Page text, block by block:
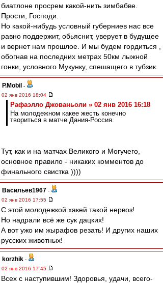
биатлоне просрем какой-нить зимбабве.
Прости, Господи.
Но какой-нибудь условный губерниев нас все
равно поддержит, обьяснит, уверует в будущее
и вернет нам прошлое. И мы будем гордиться ,
обогнав на последних метрах 50км лыжной
гонки, условного Мукунку, спешащего в тубзик.
P.Mobil -
02 янв 2016 18:04
Рафаэлло Джованьоли » 02 янв 2016 16:18
На молодежном какее жесть конечно
твориться в матче Дания-Россия.
Тут, как и на матчах Великого и Могучего,
основное правило - никаких комментов до
финального свистка ))))
Васильев1967 -
02 янв 2016 17:55
С этой молодежкой хакей такой нервоз!
Но надрали всё же сук дацких!
А вот ужо им жырафов резать! И других наших
русских животных!
korzhik -
02 янв 2016 17:45
Всех с наступившим! Здоровья, удачи, всего-